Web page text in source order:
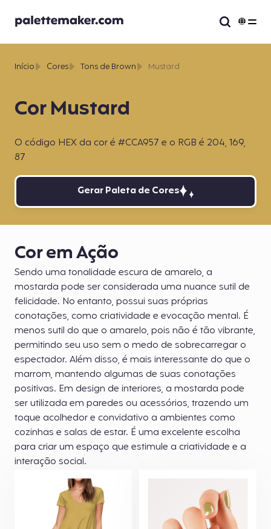
Cor Mustard
O código HEX da cor é #CCA957 e o RGB é 204, 169,
87
Início Cores Tons de Brown Mustard
Gerar Paleta de Cores
Cor em Ação
Sendo uma tonalidade escura de amarelo, a
mostarda pode ser considerada uma nuance sutil de
felicidade. No entanto, possui suas próprias
conotações, como criatividade e evocação mental. É
menos sutil do que o amarelo, pois não é tão vibrante,
permitindo seu uso sem o medo de sobrecarregar o
espectador. Além disso, é mais interessante do que o
marrom, mantendo algumas de suas conotações
positivas. Em design de interiores, a mostarda pode
ser utilizada em paredes ou acessórios, trazendo um
toque acolhedor e convidativo a ambientes como
cozinhas e salas de estar. É uma excelente escolha
para criar um espaço que estimule a criatividade e a
interação social.